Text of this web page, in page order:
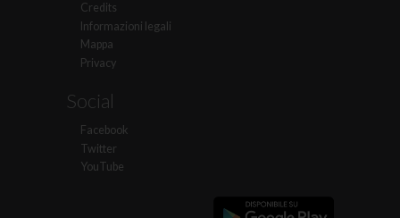
Credits
Informazioni legali
Mappa
Privacy
Social
Facebook
Twitter
YouTube